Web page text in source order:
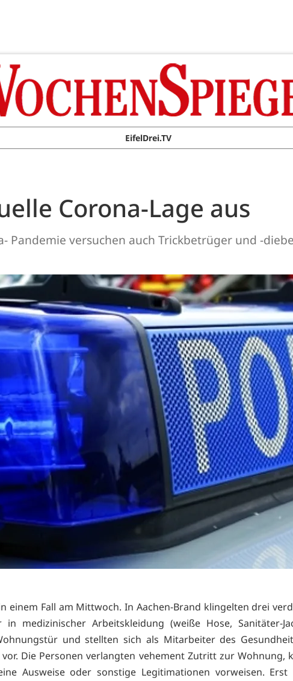
EifelDrei.TV
Corona-Lage aus
Pandemie versuchen auch Trickbetrüger und -
einem Fall am Mittwoch. In Aachen-Brand klingelten drei
in medizinischer Arbeitskleidung (weiße Hose, Sanitäter-
und stellten sich als Mitarbeiter des
vor. Die Personen verlangten vehement Zutritt zur Wohnung,
Ausweise oder sonstige Legitimationen vorweisen.